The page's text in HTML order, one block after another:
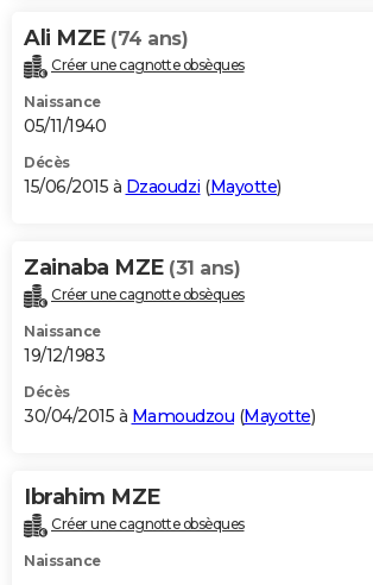
Ali MZE (74 ans)
Créer une cagnotte obsèques
Naissance
05/11/1940
Décès
15/06/2015 à Dzaoudzi (Mayotte)
Zainaba MZE (31 ans)
Créer une cagnotte obsèques
Naissance
19/12/1983
Décès
30/04/2015 à Mamoudzou (Mayotte)
Ibrahim MZE
Créer une cagnotte obsèques
Naissance